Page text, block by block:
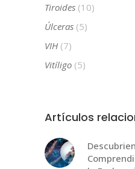
Tiroides (10)
Úlceras (5)
VIH (7)
Vitíligo (5)
Artículos